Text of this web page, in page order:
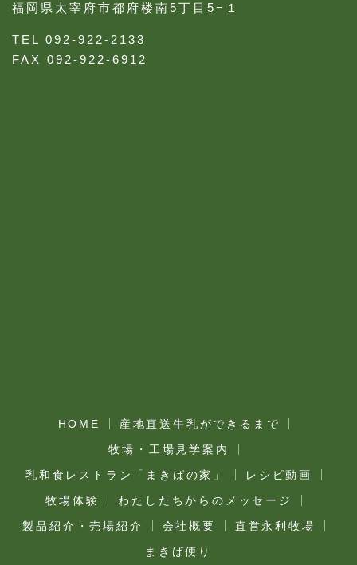
福岡県太宰府市都府楼南5丁目5−１
TEL 092-922-2133
FAX 092-922-6912
HOME
産地直送牛乳ができるまで
牧場・工場見学案内
乳和食レストラン「まきばの家」
レシピ動画
牧場体験
わたしたちからのメッセージ
製品紹介・売場紹介
会社概要
直営永利牧場
まきば便り